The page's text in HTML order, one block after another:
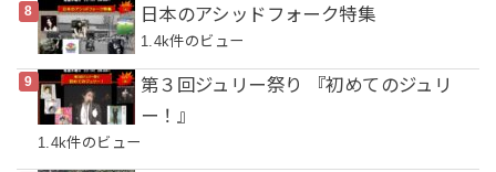
日本のアシッドフォーク特集
1.4k件のビュー
第３回ジュリー祭り 『初めてのジュリ
ー！』
1.4k件のビュー